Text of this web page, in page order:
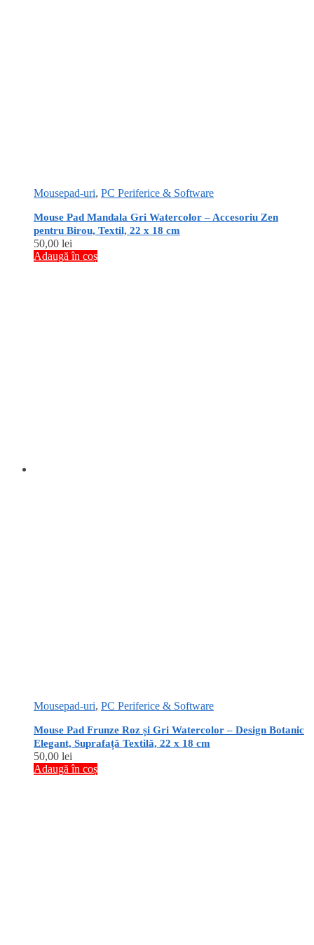
Mousepad-uri, PC Periferice & Software
Mouse Pad Mandala Gri Watercolor – Accesoriu Zen
pentru Birou, Textil, 22 x 18 cm
50,00 lei
Adaugă în coș
Mousepad-uri, PC Periferice & Software
Mouse Pad Frunze Roz și Gri Watercolor – Design Botanic
Elegant, Suprafață Textilă, 22 x 18 cm
50,00 lei
Adaugă în coș